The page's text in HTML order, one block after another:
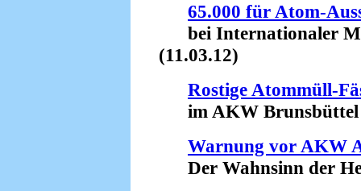
65.000 für Atom-
bei Internationaler
(11.03.12)
Rostige Atommüll-
im AKW Brunsbüttel
Warnung vor AKW
Der Wahnsinn der